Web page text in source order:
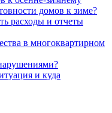
домов к зиме?
расходы и отчеты
в многоквартирном
и куда